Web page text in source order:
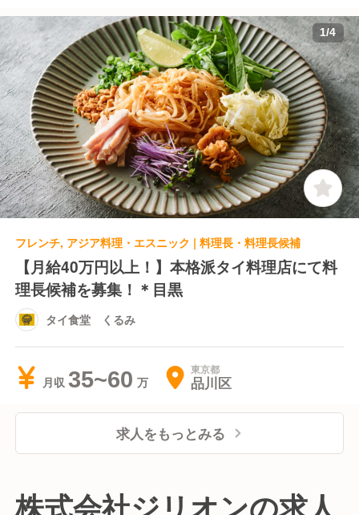
1/4
フレンチ, アジア料理・エスニック | 料理長・料理長候補
【月給40万円以上！】本格派タイ料理店にて料
理長候補を募集！＊目黒
タイ食堂 くるみ
月収 35~60 東京都
品川区
求人をもっとみる
株式会社ジリオンの求人